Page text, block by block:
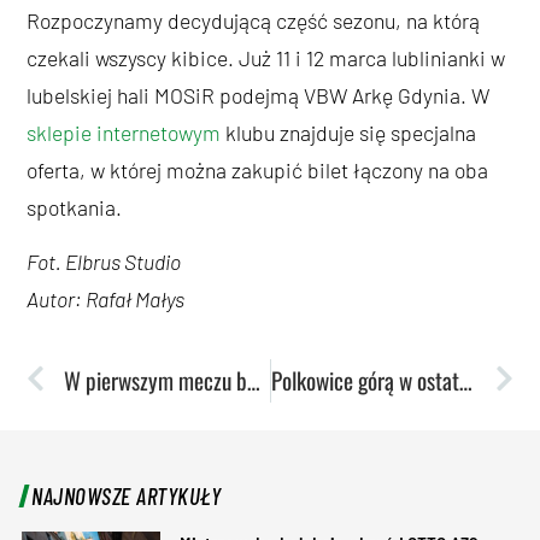
Rozpoczynamy decydującą część sezonu, na którą
czekali wszyscy kibice. Już 11 i 12 marca lublinianki w
lubelskiej hali MOSiR podejmą VBW Arkę Gdynia. W
sklepie internetowym klubu znajduje się specjalna
oferta, w której można zakupić bilet łączony na oba
spotkania.
Fot. Elbrus Studio
Autor: Rafał Małys
W pierwszym meczu były skuteczniejsze. Przed nimi kolejne starcie z mistrzyniami kraju Polkowice górą w ostatniej kolejce. Wiemy z kim gramy w play-offach
NAJNOWSZE ARTYKUŁY